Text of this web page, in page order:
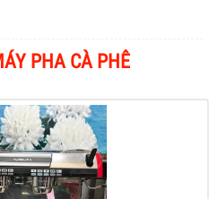
PHA CÀ PHÊ